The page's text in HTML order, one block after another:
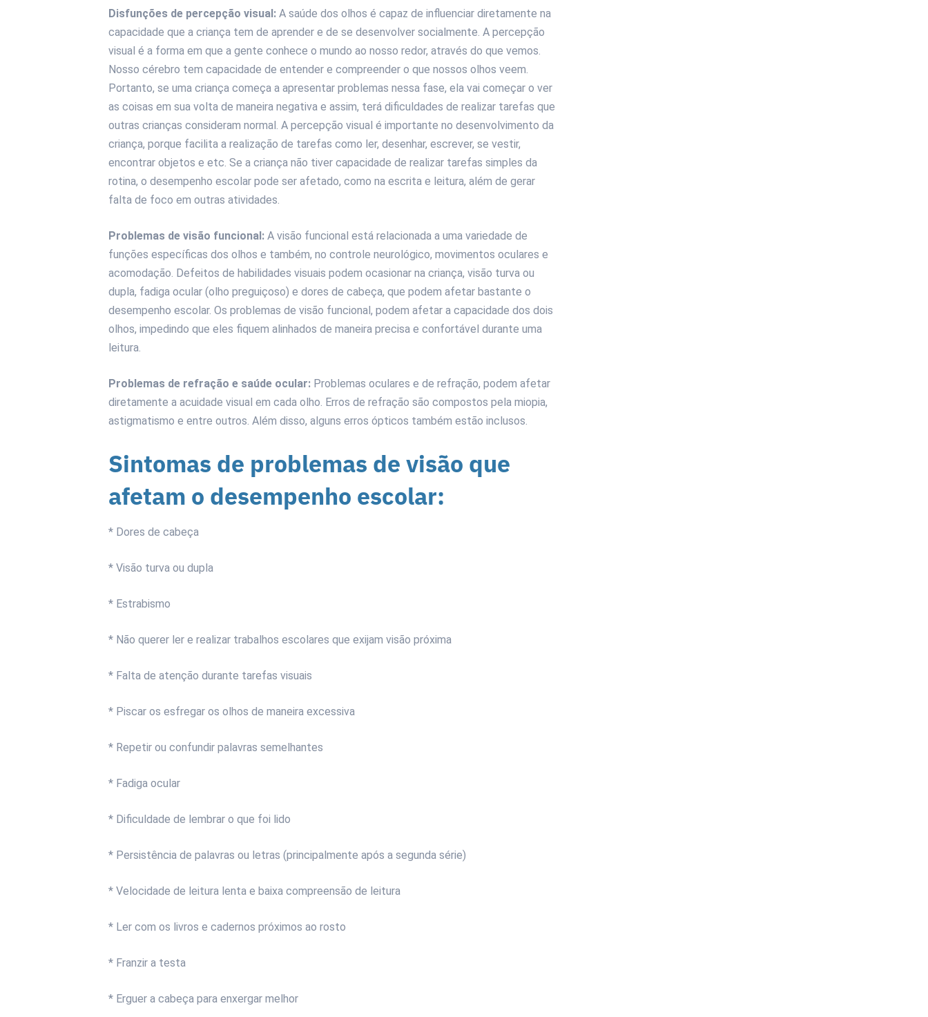
Disfunções de percepção visual: A saúde dos olhos é capaz de influenciar diretamente na
capacidade que a criança tem de aprender e de se desenvolver socialmente. A percepção
visual é a forma em que a gente conhece o mundo ao nosso redor, através do que vemos.
Nosso cérebro tem capacidade de entender e compreender o que nossos olhos veem.
Portanto, se uma criança começa a apresentar problemas nessa fase, ela vai começar o ver
as coisas em sua volta de maneira negativa e assim, terá dificuldades de realizar tarefas que
outras crianças consideram normal. A percepção visual é importante no desenvolvimento da
criança, porque facilita a realização de tarefas como ler, desenhar, escrever, se vestir,
encontrar objetos e etc. Se a criança não tiver capacidade de realizar tarefas simples da
rotina, o desempenho escolar pode ser afetado, como na escrita e leitura, além de gerar
falta de foco em outras atividades.
Problemas de visão funcional: A visão funcional está relacionada a uma variedade de
funções específicas dos olhos e também, no controle neurológico, movimentos oculares e
acomodação. Defeitos de habilidades visuais podem ocasionar na criança, visão turva ou
dupla, fadiga ocular (olho preguiçoso) e dores de cabeça, que podem afetar bastante o
desempenho escolar. Os problemas de visão funcional, podem afetar a capacidade dos dois
olhos, impedindo que eles fiquem alinhados de maneira precisa e confortável durante uma
leitura.
Problemas de refração e saúde ocular: Problemas oculares e de refração, podem afetar
diretamente a acuidade visual em cada olho. Erros de refração são compostos pela miopia,
astigmatismo e entre outros. Além disso, alguns erros ópticos também estão inclusos.
Sintomas de problemas de visão que
afetam o desempenho escolar:
* Dores de cabeça
* Visão turva ou dupla
* Estrabismo
* Não querer ler e realizar trabalhos escolares que exijam visão próxima
* Falta de atenção durante tarefas visuais
* Piscar os esfregar os olhos de maneira excessiva
* Repetir ou confundir palavras semelhantes
* Fadiga ocular
* Dificuldade de lembrar o que foi lido
* Persistência de palavras ou letras (principalmente após a segunda série)
* Velocidade de leitura lenta e baixa compreensão de leitura
* Ler com os livros e cadernos próximos ao rosto
* Franzir a testa
* Erguer a cabeça para enxergar melhor